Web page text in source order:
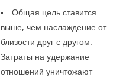
Общая цель ставится
выше, чем наслаждение от
близости друг с другом.
Затраты на удержание
отношений уничтожают